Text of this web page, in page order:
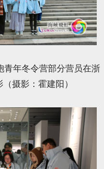
青年冬令营部分营员在浙
摄影：霍建阳）